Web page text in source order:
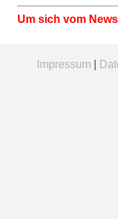
Um sich vom
Impressum